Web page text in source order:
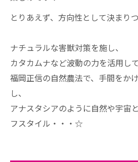
とりあえず、方向性として決まり
ナチュラルな害獣対策を施し、
カタカムナなど波動の力を活用して
福岡正信の自然農法で、手間をか
し、
アナスタシアのように自然や宇宙
フスタイル・・・☆